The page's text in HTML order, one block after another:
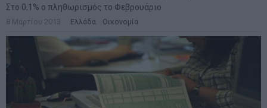
Στο 0,1% ο πληθωρισμός το Φεβρουάριο
8 Μαρτίου 2013 Ελλάδα Οικονομία